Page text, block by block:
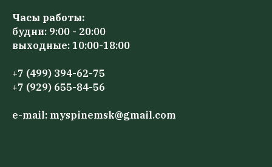
Часы работы:
будни: 9:00 - 20:00
выходные: 10:00-18:00
+7 (499) 394-62-75
+7 (929) 655-84-56
e-mail: myspinemsk@gmail.com